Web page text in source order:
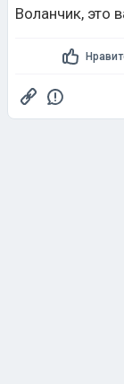
Воланчик, это